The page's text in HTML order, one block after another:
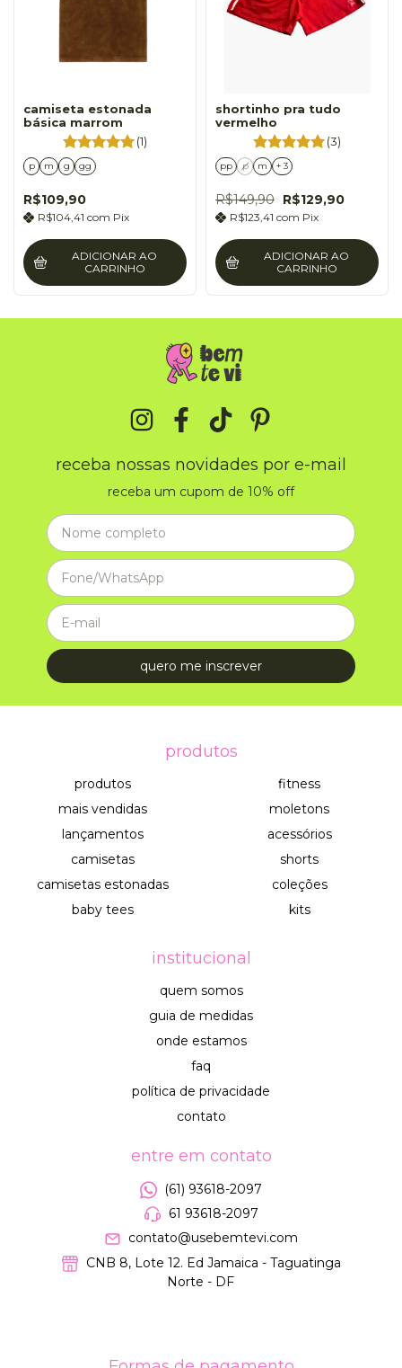
camiseta estonada
básica marrom
(1)
p m g gg
R$109,90
R$104,41 com Pix
ADICIONAR AO
CARRINHO
shortinho pra tudo
vermelho
(3)
pp p m + 3
R$149,90 R$129,90
R$123,41 com Pix
ADICIONAR AO
CARRINHO
receba nossas novidades por e-mail
receba um cupom de 10% off
produtos
produtos
mais vendidas
lançamentos
camisetas
camisetas estonadas
baby tees
fitness
moletons
acessórios
shorts
coleções
kits
institucional
quem somos
guia de medidas
onde estamos
faq
política de privacidade
contato
entre em contato
(61) 93618-2097
61 93618-2097
contato@usebemtevi.com
CNB 8, Lote 12. Ed Jamaica - Taguatinga
Norte - DF